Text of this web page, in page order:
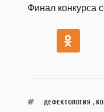
Финал конкурса
ДЕФЕКТОЛОГИЯ